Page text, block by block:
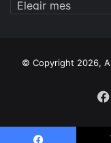
© Copyright 2026,